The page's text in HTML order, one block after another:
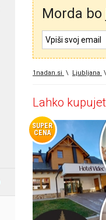
Morda
1nadan.si \ Ljubljana \
Lahko
SUPER
CENA